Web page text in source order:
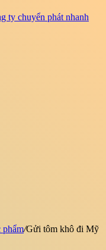
phẩm/Gửi tôm khô đi Mỹ